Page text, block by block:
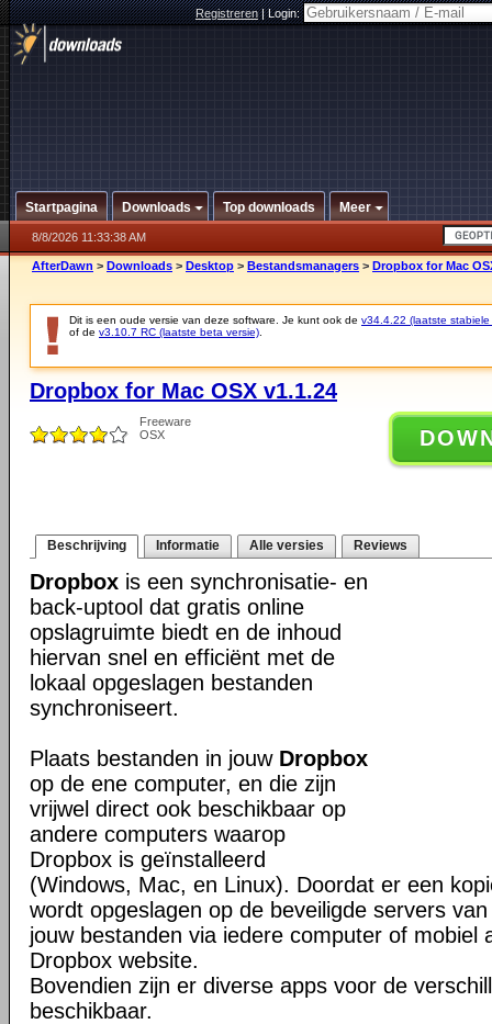
Registreren|Login:
Startpagina Downloads Top downloads Meer
8/8/2026 11:33:38 AM
AfterDawn > Downloads > Desktop > Bestandsmanagers > Dropbox for Mac
Dit is een oude versie van deze software. Je kunt ook de v34.4.22 (laatste stabiele
of de v3.10.7 RC (laatste beta versie)
Dropbox for Mac OSX v1.1.24
Freeware
OSX
Beschrijving Informatie Alle versies Reviews
Dropbox is een synchronisatie- en
back-uptool dat gratis online
opslagruimte biedt en de inhoud
hiervan snel en efficiënt met de
lokaal opgeslagen bestanden
synchroniseert.
Plaats bestanden in jouw Dropbox
op de ene computer, en die zijn
vrijwel direct ook beschikbaar op
andere computers waarop
Dropbox is geïnstalleerd
(Windows, Mac, en Linux). Doordat er een
wordt opgeslagen op de beveiligde servers
jouw bestanden via iedere computer of mobiel
Dropbox website.
Bovendien zijn er diverse apps voor de
beschikbaar.